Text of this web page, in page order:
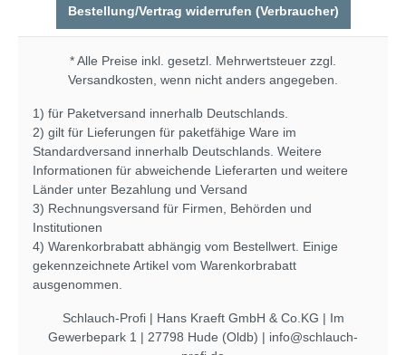
Bestellung/Vertrag widerrufen (Verbraucher)
* Alle Preise inkl. gesetzl. Mehrwertsteuer zzgl.
Versandkosten , wenn nicht anders angegeben.
1) für Paketversand innerhalb Deutschlands.
2) gilt für Lieferungen für paketfähige Ware im
Standardversand innerhalb Deutschlands. Weitere
Informationen für abweichende Lieferarten und weitere
Länder unter Bezahlung und Versand
3) Rechnungsversand für Firmen, Behörden und
Institutionen
4) Warenkorbrabatt abhängig vom Bestellwert. Einige
gekennzeichnete Artikel vom Warenkorbrabatt
ausgenommen.
Schlauch-Profi | Hans Kraeft GmbH & Co.KG | Im
Gewerbepark 1 | 27798 Hude (Oldb) | info@schlauch-